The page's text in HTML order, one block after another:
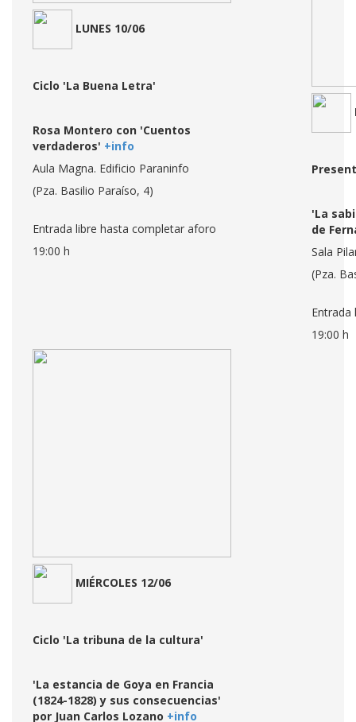
LUNES 10/06
Ciclo 'La Buena Letra'
Rosa Montero con 'Cuentos
verdaderos' +info
Aula Magna. Edificio Paraninfo
(Pza. Basilio Paraíso, 4)
Entrada libre hasta completar aforo
19:00 h
'La
de
Sala
(Pza.
19:00 h
MIÉRCOLES 12/06
Ciclo 'La tribuna de la cultura'
'La estancia de Goya en Francia
(1824-1828) y sus consecuencias'
por Juan Carlos Lozano +info